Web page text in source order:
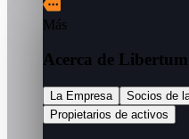
Más
Acerca de Libertum
La Empresa Socios de
Propietarios de activos